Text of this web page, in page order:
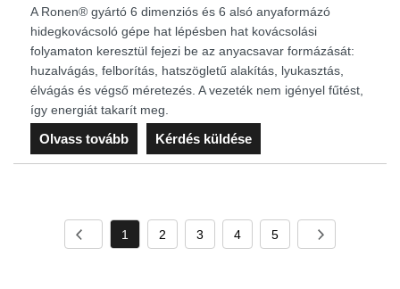
A Ronen® gyártó 6 dimenziós és 6 alsó anyaformázó
hidegkovácsoló gépe hat lépésben hat kovácsolási
folyamaton keresztül fejezi be az anyacsavar formázását:
huzalvágás, felborítás, hatszögletű alakítás, lyukasztás,
élvágás és végső méretezés. A vezeték nem igényel fűtést,
így energiát takarít meg.
Olvass tovább Kérdés küldése
1 2 3 4 5